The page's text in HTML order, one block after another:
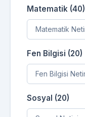
Matematik (40)
Fen Bilgisi (20)
Sosyal (20)